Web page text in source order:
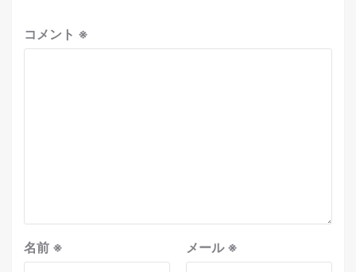
コメント ※
名前 ※ メール※